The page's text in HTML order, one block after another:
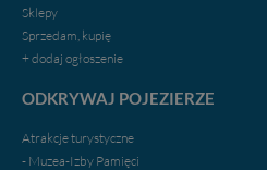
Sklepy
Sprzedam, kupię
+ dodaj ogłoszenie
ODKRYWAJ POJEZIERZE
Atrakcje turystyczne
- Muzea-Izby Pamięci
dnia wędruje po Pojezierzu
portal, poprzez jego
nowych treści i zdjęć.
Abyśmy nadal mogli to robić,
dostosować do Twoich
pliki cookies) będą zapisywane